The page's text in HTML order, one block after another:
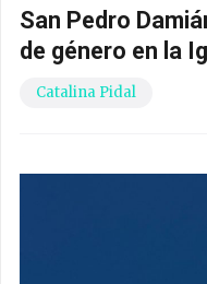
San Pedro
de género en la
Catalina Pidal